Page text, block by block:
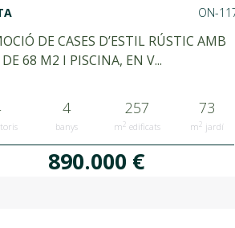
ON-
DE CASES D’ESTIL RÚSTIC AMB
DE 68 M2 I PISCINA, EN V...
4
banys
257
m2 edificats
73
m2 jardí
890.000 €